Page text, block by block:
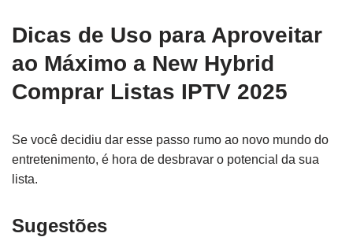
Dicas de Uso para Aproveitar
ao Máximo a New Hybrid
Comprar Listas IPTV 2025
Se você decidiu dar esse passo rumo ao novo mundo do
entretenimento, é hora de desbravar o potencial da sua
lista.
Sugestões